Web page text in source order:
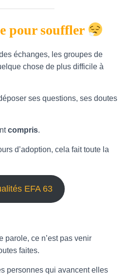
pour souffler
échanges, les groupes de
chose de plus difficile à
ses questions, ses doutes
à
compris.
d’adoption, cela fait toute la
EFA 63
parole, ce n’est pas venir
faites.
personnes qui avancent elles